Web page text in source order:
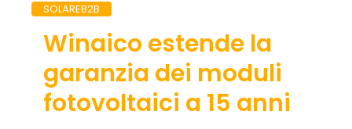
SOLAREB2B
Winaico estende la
garanzia dei moduli
fotovoltaici a 15 anni